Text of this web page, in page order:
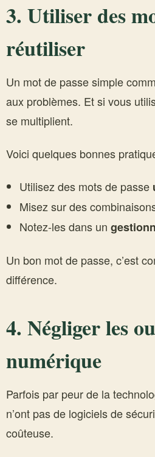
3. Utiliser des
réutiliser
Un mot de passe simple
aux problèmes. Et si vous
se multiplient.
Voici quelques bonnes
Utilisez des mots de passe
Misez sur des
Notez-les dans un
Un bon mot de passe, c’est
différence.
4. Négliger les
numérique
Parfois par peur de la
n’ont pas de logiciels de
coûteuse.